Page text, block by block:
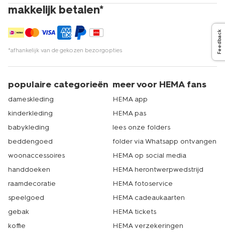
makkelijk betalen*
*afhankelijk van de gekozen bezorgopties
populaire categorieën
dameskleding
kinderkleding
babykleding
beddengoed
woonaccessoires
handdoeken
raamdecoratie
speelgoed
gebak
koffie
meer voor HEMA fans
HEMA app
HEMA pas
lees onze folders
folder via Whatsapp ontvangen
HEMA op social media
HEMA herontwerpwedstrijd
HEMA fotoservice
HEMA cadeaukaarten
HEMA tickets
HEMA verzekeringen
Feedback